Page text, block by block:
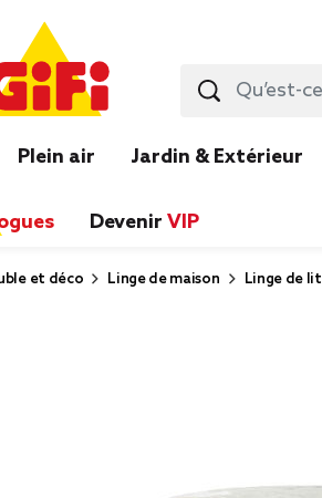
Plein air Jardin & Extérieur
Devenir VIP
et déco Linge de maison Linge de lit